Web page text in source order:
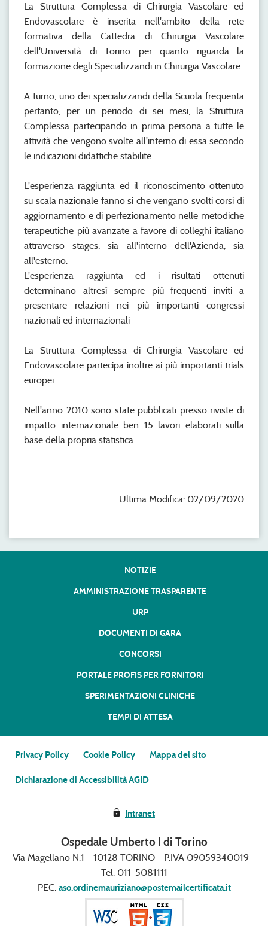
La Struttura Complessa di Chirurgia Vascolare ed
Endovascolare è inserita nell'ambito della rete
formativa della Cattedra di Chirurgia Vascolare
dell'Università di Torino per quanto riguarda la
formazione degli Specializzandi in Chirurgia Vascolare.
A turno, uno dei specializzandi della Scuola frequenta
pertanto, per un periodo di sei mesi, la Struttura
Complessa partecipando in prima persona a tutte le
attività che vengono svolte all'interno di essa secondo
le indicazioni didattiche stabilite.
L'esperienza raggiunta ed il riconoscimento ottenuto
su scala nazionale fanno si che vengano svolti corsi di
aggiornamento e di perfezionamento nelle metodiche
terapeutiche più avanzate a favore di colleghi italiano
attraverso stages, sia all'interno dell'Azienda, sia
all'esterno.
L'esperienza raggiunta ed i risultati ottenuti
determinano altresì sempre più frequenti inviti a
presentare relazioni nei più importanti congressi
nazionali ed internazionali
La Struttura Complessa di Chirurgia Vascolare ed
Endovascolare partecipa inoltre ai più importanti trials
europei.
Nell'anno 2010 sono state pubblicati presso riviste di
impatto internazionale ben 15 lavori elaborati sulla
base della propria statistica.
Ultima Modifica: 02/09/2020
NOTIZIE
AMMINISTRAZIONE TRASPARENTE
URP
DOCUMENTI DI GARA
CONCORSI
PORTALE PROFIS PER FORNITORI
SPERIMENTAZIONI CLINICHE
TEMPI DI ATTESA
Privacy Policy Cookie Policy Mappa del sito
Dichiarazione di Accessibilità AGID
Intranet
Ospedale Umberto I di Torino
Via Magellano N.1 - 10128 TORINO - P.IVA 09059340019 -
Tel. 011-5081111
PEC: aso.ordinemauriziano@postemailcertificata.it